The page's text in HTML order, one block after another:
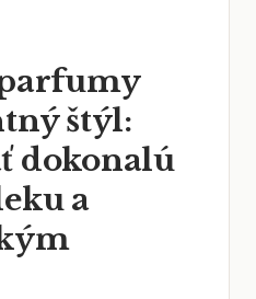
štýl:
dokonalú
a